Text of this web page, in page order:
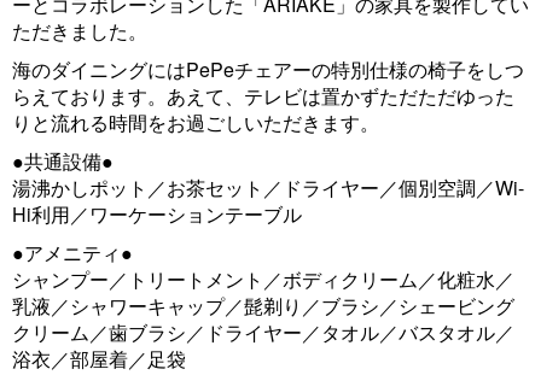
ただきました。
海のダイニングにはPePeチェアーの特別仕様の椅子をしつ
らえております。あえて、テレビは置かずただただゆった
りと流れる時間をお過ごしいただきます。
●共通設備●
湯沸かしポット／お茶セット／ドライヤー／個別空調／Wi-
Hi利用／ワーケーションテーブル
●アメニティ●
シャンプー／トリートメント／ボディクリーム／化粧水／
乳液／シャワーキャップ／髭剃り／ブラシ／シェービング
クリーム／歯ブラシ／ドライヤー／タオル／バスタオル／
浴衣／部屋着／足袋